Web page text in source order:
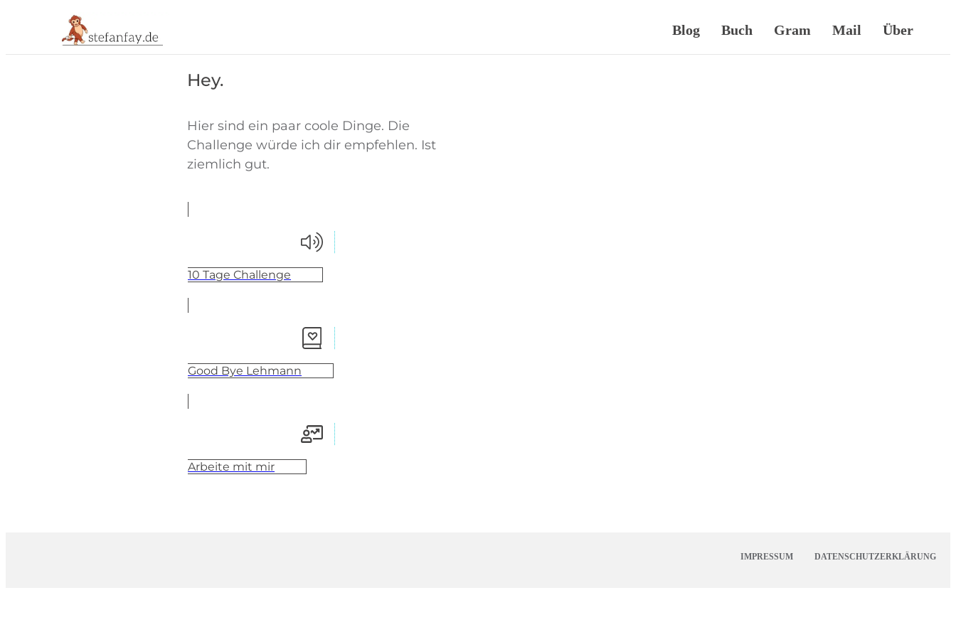
Blog Buch Gram Mail Über
Hey.
Hier sind ein paar coole Dinge. Die
Challenge würde ich dir empfehlen. Ist
ziemlich gut.
10 Tage Challenge
Good Bye Lehmann
Arbeite mit mir
IMPRESSUM DATENSCHUTZERKLÄRUNG